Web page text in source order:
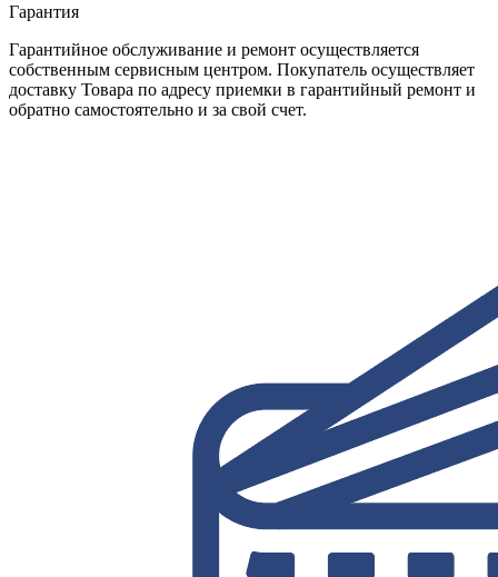
Гарантия
Гарантийное обслуживание и ремонт осуществляется
собственным сервисным центром. Покупатель осуществляет
доставку Товара по адресу приемки в гарантийный ремонт и
обратно самостоятельно и за свой счет.